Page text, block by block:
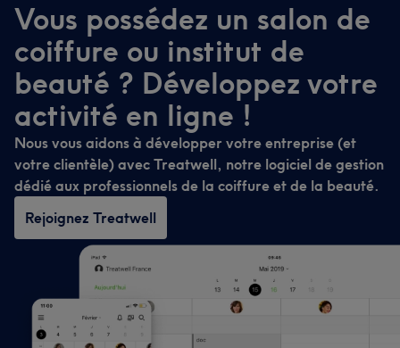
Vous possédez un salon de
coiffure ou institut de
beauté ? Développez votre
activité en ligne !
Nous vous aidons à développer votre entreprise (et
votre clientèle) avec Treatwell, notre logiciel de gestion
dédié aux professionnels de la coiffure et de la beauté.
Rejoignez Treatwell